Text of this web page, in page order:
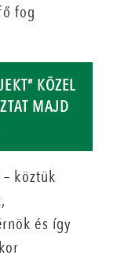
fog
KÖZEL
MAJD
köztük
és így